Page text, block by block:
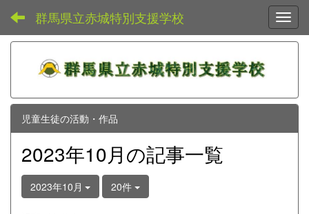
群馬県立赤城特別支援学校
児童生徒の活動・作品
2023年10月の記事一覧
2023年10月 20件